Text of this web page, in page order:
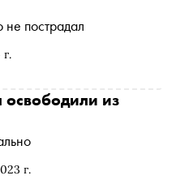
не пострадал
г.
из